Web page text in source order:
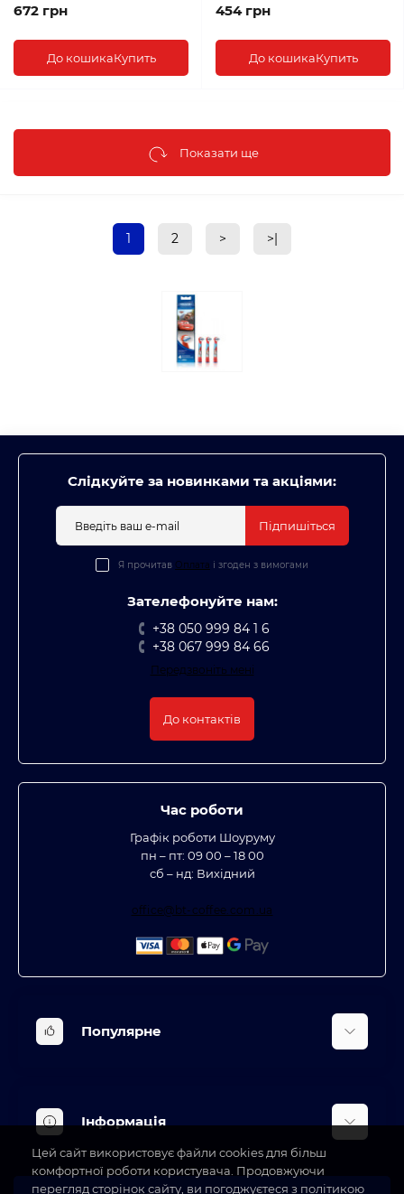
672 грн
До кошикаКупить
454 грн
До кошикаКупить
Показати ще
1 2 > >|
Слідкуйте за новинками та акціями:
Підпишіться
Я прочитав Оплата і згоден з вимогами
Зателефонуйте нам:
+38 050 999 84 1 6
+38 067 999 84 66
Передзвоніть мені
До контактів
Час роботи
Графік роботи Шоуруму
пн – пт: 09 00 – 18 00
сб – нд: Вихідний
office@bt-coffee.com.ua
Популярне
Кліматична техніка
Аксесуари та насадки
Будинок, сад, город
Косметичні прилади
Інформація
Доставка
Цей сайт використовує файли cookies для більш
комфортної роботи користувача. Продовжуючи
перегляд сторінок сайту, ви погоджуєтеся з політикою